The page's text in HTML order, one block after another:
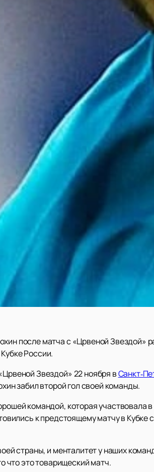
после матча с «Црвеной Звездой»
России.
Звездой» 22 ноября в
забил второй гол своей команды.
командой, которая участвовала
к предстоящему матчу в
страны, и менталитет у наших
что это товарищеский матч.